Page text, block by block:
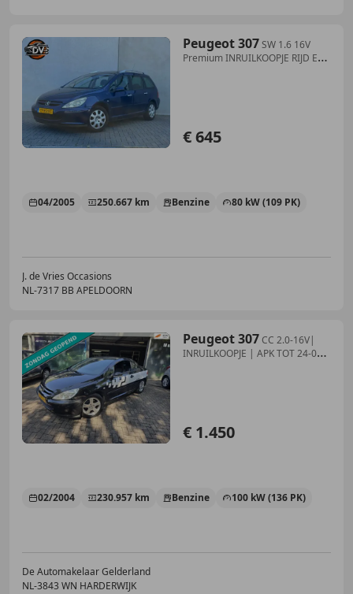
Peugeot 307SW 1.6 16V
Premium INRUILKOOPJE RIJD EN
€ 645
04/2005 250.667 km Benzine 80 kW (109 PK)
J. de Vries Occasions
NL-7317 BB APELDOORN
Peugeot 307CC 2.0-16V|
INRUILKOOPJE | APK TOT 24-03-
€ 1.450
02/2004 230.957 km Benzine 100 kW (136 PK)
De Automakelaar Gelderland
NL-3843 WN HARDERWIJK